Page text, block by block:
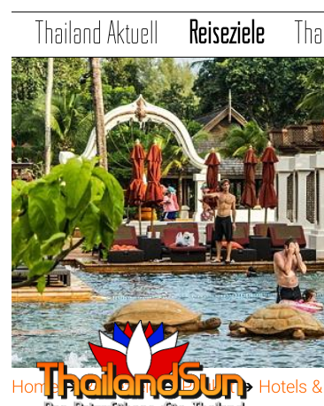
Thailand Aktuell Reiseziele
Home➔Reiseziele➔Phuket➔ Hotels